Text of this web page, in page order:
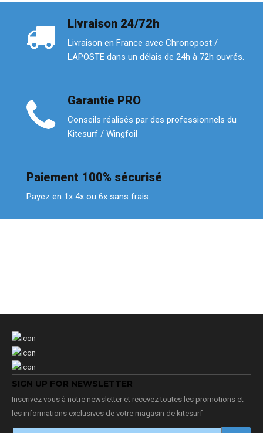
Livraison 24/72h
Livraison en France avec Chronopost /
LAPOSTE dans un délais de 24h à 72h ouvrés.
Garantie PRO
Conseils réalisés par des professionnels du
Kitesurf / Wingfoil
Paiement 100% sécurisé
Payez en 1x 4x ou 6x sans frais.
SIGN UP FOR NEWSLETTER
Inscrivez vous à notre newsletter et recevez toutes les promotions et
les informations exclusives de votre magasin de kitesurf